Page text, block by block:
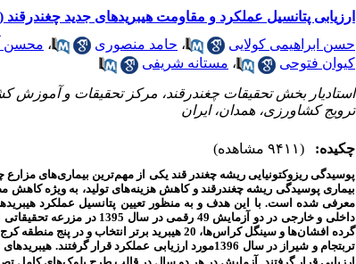
ارزیابی پتانسیل عملکرد و مقاومت هیبریدهای جدید چغندرقند (Beta vulgaris L.) به بیماری ریزوکتونیا (Rhizoctonia solani)
حسن ابراهیمی کولایی
، حامد منصوری ، محسن
کیوان فتوحی
، مستانه شریفی
استادیار بخش تحقیقات چغندرقند، مرکز تحقیقات و آموزش
ترویج کشاورزی، همدان، ایران
چکیده: (۹۴۱۱ مشاهده)
پوسیدگی ریزوکتونیایی ریشه چغندر قند یکی از مهم‌ترین بیماری‌های
بیماری پوسیدگی ریشه چغندرقند و کاهش هزینه‌های تولید، به ویژه کاهش
معرفی شده است. با این هدف و به منظور تعیین پتانسیل عملکرد
داخلی و خارجی
در دو آزمایش 49 رقمی در
گرده افشان‌ها و سینگل کراس‌ها، 20 هیبرید برتر انتخاب و در پنج منطقه کرج، همدان، قزوین،
تربت­جام و شیراز در سال 1396مورد ارزیابی عملکرد